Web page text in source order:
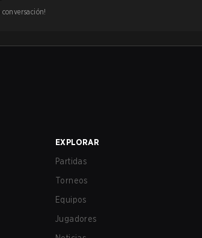
EXPLORAR
Partidas
Torneos
Equipos
Jugadores